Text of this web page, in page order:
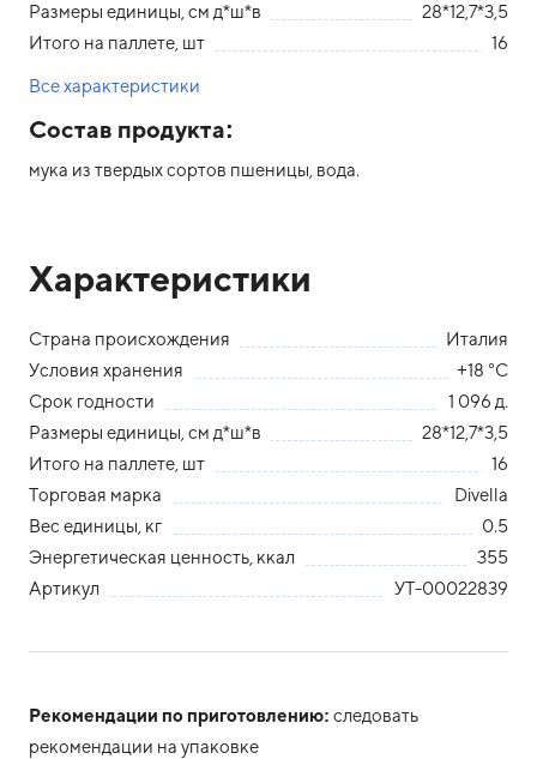
Размеры единицы, см д*ш*в
28*12,7*3,5
Итого на паллете, шт
16
Все характеристики
Состав продукта:
мука из твердых сортов пшеницы, вода.
Характеристики
Страна происхождения
Италия
Условия хранения
+18 °С
Срок годности
1 096 д.
Размеры единицы, см д*ш*в
28*12,7*3,5
Итого на паллете, шт
16
Торговая марка
Divella
Вес единицы, кг
0.5
Энергетическая ценность, ккал
355
Артикул
УТ-00022839
Рекомендации по приготовлению: следовать
рекомендации на упаковке